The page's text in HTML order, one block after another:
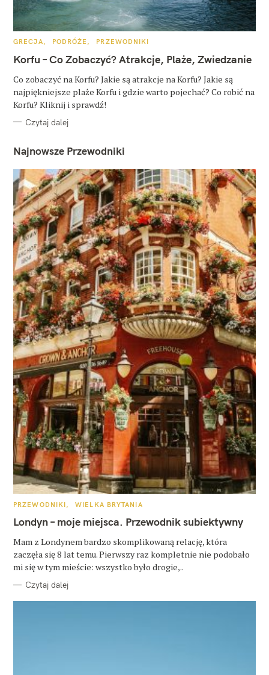
K
T
E
O
R
I
GRECJA PODRÓŻE PRZEWODNIKI
Korfu – Co Zobaczyć? Atrakcje, Plaże, Zwiedzanie
Co zobaczyć na Korfu? Jakie są atrakcje na Korfu? Jakie są
najpiękniejsze plaże Korfu i gdzie warto pojechać? Co robić na
Korfu? Kliknij i sprawdź!
Czytaj dalej
Najnowsze Przewodniki
K
T
E
O
R
I
PRZEWODNIKI WIELKA BRYTANIA
Londyn – moje miejsca. Przewodnik subiektywny
Mam z Londynem bardzo skomplikowaną relację, która
zaczęła się 8 lat temu. Pierwszy raz kompletnie nie podobało
mi się w tym mieście: wszystko było drogie,..
Czytaj dalej